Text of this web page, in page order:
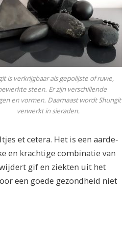
is verkrijgbaar als gepolijste of ruwe,
steen. Er zijn verschillende
en vormen. Daarnaast wordt Shungit
verwerkt in sieraden.
et cetera. Het is een aarde-
en krachtige combinatie van
gif en ziekten uit het
een goede gezondheid niet